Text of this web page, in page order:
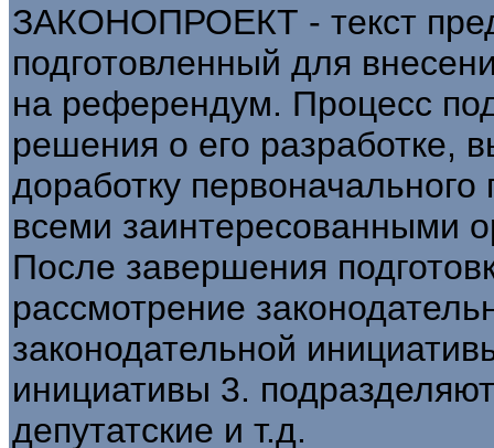
ЗАКОНОПРОЕКТ - текст
подготовленный для
на референдум. Процесс
решения о его разработке,
доработку первоначального
всеми заинтересованными
После завершения
рассмотрение
законодательной
инициативы 3.
депутатские и т.д.